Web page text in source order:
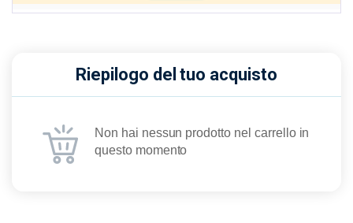
Riepilogo del tuo acquisto
Non hai nessun prodotto nel carrello in
questo momento